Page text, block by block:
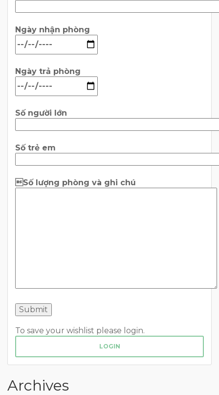
Ngày nhận phòng
Ngày trả phòng
Số người lớn
Số trẻ em
Số lượng phòng và ghi chú
To save your wishlist please login.
LOGIN
Archives